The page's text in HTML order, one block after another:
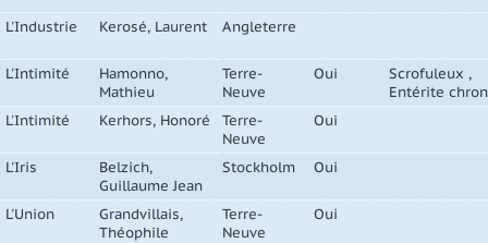
L'Industrie Kerosé, Laurent Angleterre
L'Intimité
Hamonno,
Mathieu
Terre-
Neuve
Oui
Scrofuleux ,
Entérite
L'Intimité
Kerhors, Honoré
Terre-
Neuve
Oui
L'Iris
Belzich,
Guillaume Jean
Stockholm Oui
L'Union
Grandvillais,
Théophile
Terre-
Neuve
Oui